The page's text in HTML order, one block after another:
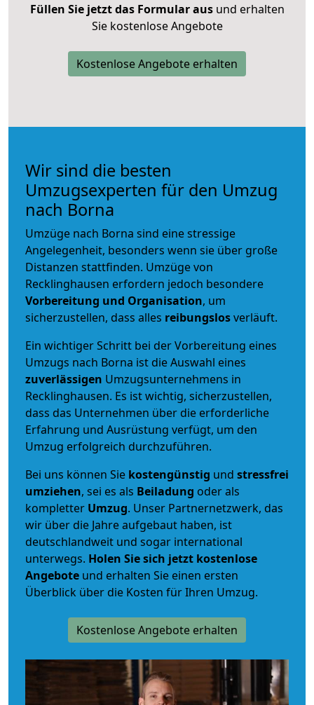
Füllen Sie jetzt das Formular ausund erhalten
Sie kostenlose Angebote
Kostenlose Angebote erhalten
Wir sind die besten
Umzugsexperten für den Umzug
nach Borna
Umzüge nach Borna sind eine stressige
Angelegenheit, besonders wenn sie über große
Distanzen stattfinden. Umzüge von
Recklinghausen erfordern jedoch besondere
Vorbereitung und Organisation, um
sicherzustellen, dass alles reibungslosverläuft.
Ein wichtiger Schritt bei der Vorbereitung eines
Umzugs nach Borna ist die Auswahl eines
zuverlässigen Umzugsunternehmens in
Recklinghausen. Es ist wichtig, sicherzustellen,
dass das Unternehmen über die erforderliche
Erfahrung und Ausrüstung verfügt, um den
Umzug erfolgreich durchzuführen.
Bei uns können Sie kostengünstig und stressfrei
umziehen, sei es als Beiladung oder als
kompletter Umzug. Unser Partnernetzwerk, das
wir über die Jahre aufgebaut haben, ist
deutschlandweit und sogar international
unterwegs. Holen Sie sich jetzt kostenlose
Angebote und erhalten Sie einen ersten
Überblick über die Kosten für Ihren Umzug.
Kostenlose Angebote erhalten